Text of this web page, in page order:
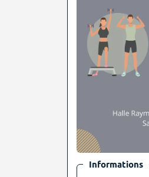
Informations